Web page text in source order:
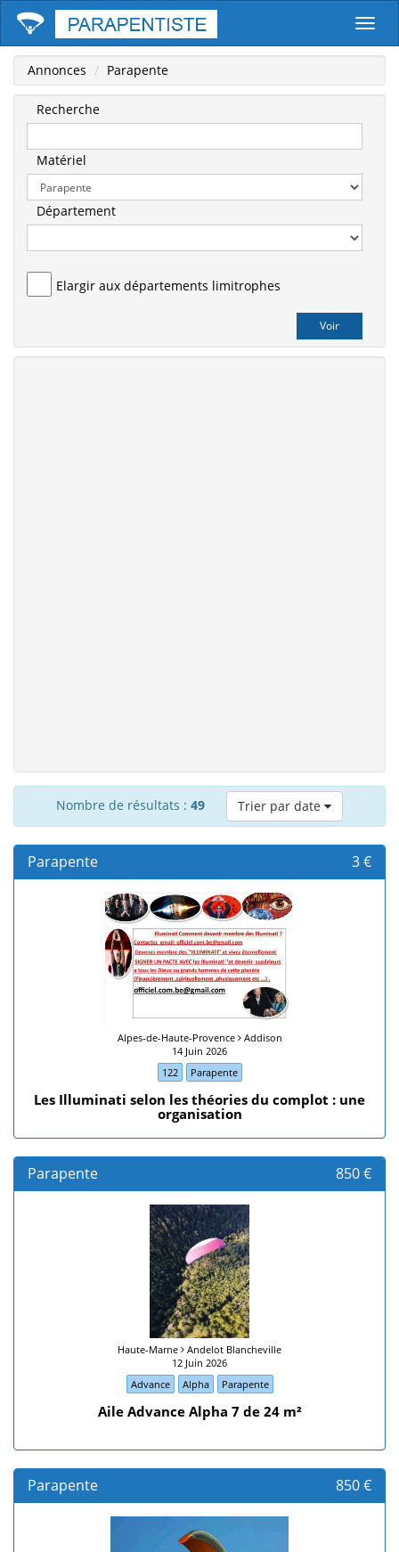
Annonces Parapente
Recherche
Matériel
Département
Elargir aux départements limitrophes
Nombre de résultats : 49 Trier par date
Parapente 3 €
Alpes-de-Haute-Provence Addison
14 Juin 2026
122
Parapente
Les Illuminati selon les théories du complot : une
organisation
Parapente 850 €
Haute-Marne
Andelot Blancheville
12 Juin 2026
Advance
Alpha Parapente
Aile Advance Alpha 7 de 24 m²
Parapente 850 €